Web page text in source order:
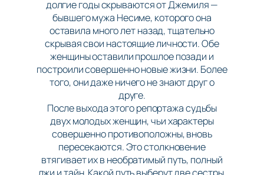
долгие годы скрываются от Джемиля —
бывшего мужа Несиме, которого она
оставила много лет назад, тщательно
скрывая свои настоящие личности. Обе
женщины оставили прошлое позади и
построили совершенно новые жизни. Более
того, они даже ничего не знают друг о
друге.
После выхода этого репортажа судьбы
двух молодых женщин, чьи характеры
совершенно противоположны, вновь
пересекаются. Это столкновение
втягивает их в необратимый путь, полный